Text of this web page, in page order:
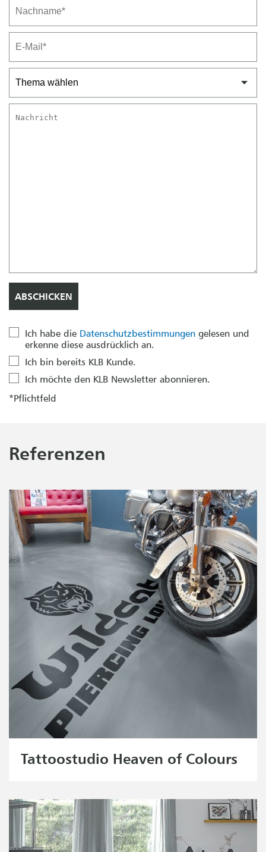
Ich habe die Datenschutzbestimmungen gelesen und
erkenne diese ausdrücklich an.
Ich bin bereits KLB Kunde.
Ich möchte den KLB Newsletter abonnieren.
*Pflichtfeld
Referenzen
Tattoostudio Heaven of Colours